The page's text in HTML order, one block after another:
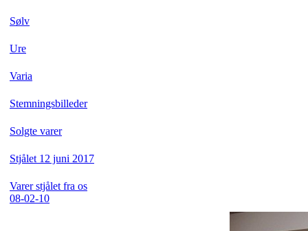
Sølv
Ure
Varia
Stemningsbilleder
Solgte varer
Stjålet 12 juni 2017
Varer stjålet fra os
08-02-10